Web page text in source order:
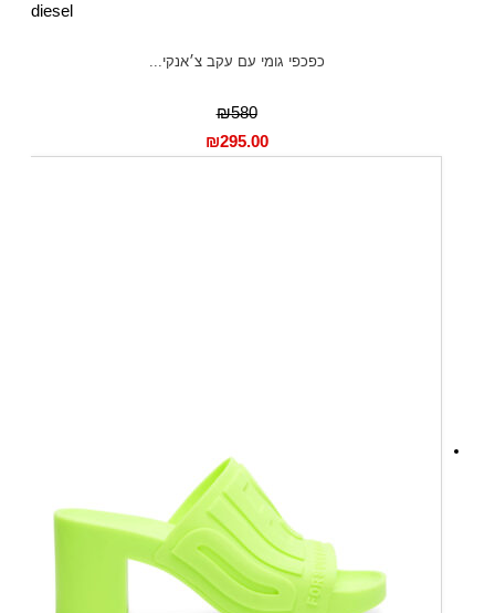
diesel
כפכפי גומי עם עקב צ׳אנקי...
₪580
₪295.00